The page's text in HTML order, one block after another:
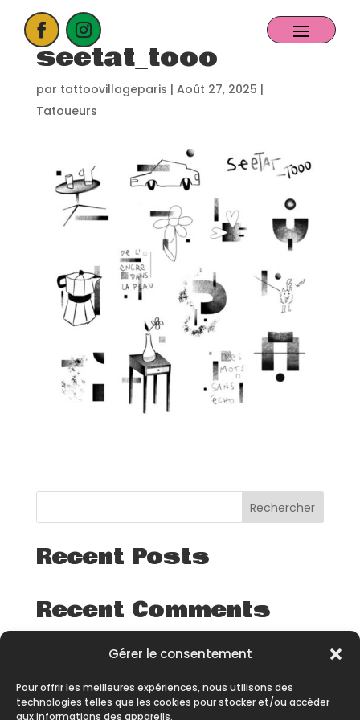
Gérer le consentement
Pour offrir les meilleures expériences, nous utilisons des
technologies telles que les cookies pour stocker et/ou accéder
aux informations des appareils.
ACCUEIL
PROCHAIN EVENT
CANDIDATER
NOS EXPOSANTS
CONTACT
PARTENAIRES
seetat_tooo
par tattoovillageparis | Août 27, 2025 |
Tatoueurs
Rechercher
Recent Posts
Recent Comments